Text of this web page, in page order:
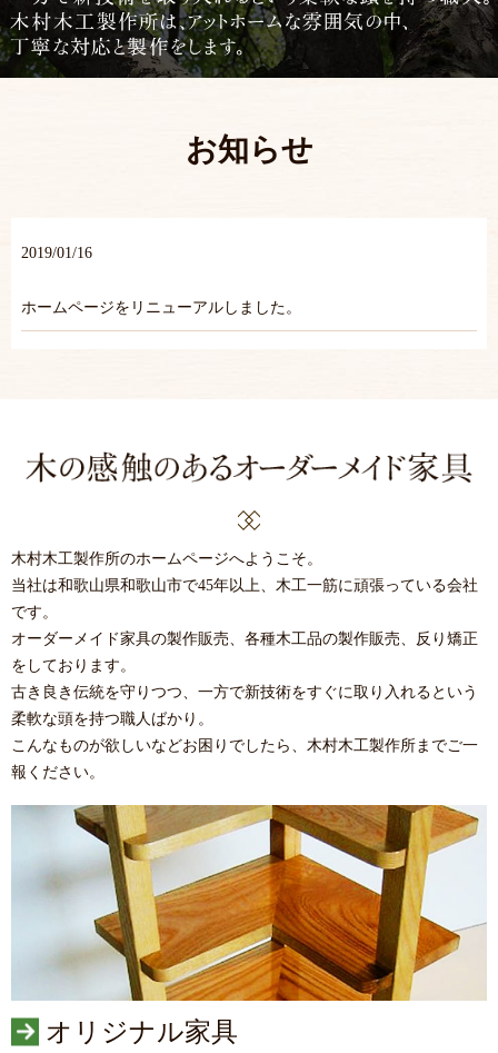
お知らせ
2019/01/16
ホームページをリニューアルしました。
木村木工製作所のホームページへようこそ。
当社は和歌山県和歌山市で45年以上、木工一筋に頑張っている会社
です。
オーダーメイド家具の製作販売、各種木工品の製作販売、反り矯正
をしております。
古き良き伝統を守りつつ、一方で新技術をすぐに取り入れるという
柔軟な頭を持つ職人ばかり。
こんなものが欲しいなどお困りでしたら、木村木工製作所までご一
報ください。
オリジナル家具